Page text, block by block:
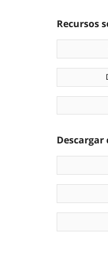
Recursos
Descargar